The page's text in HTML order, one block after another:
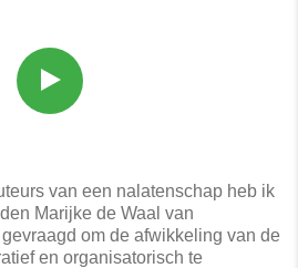
van een nalatenschap heb ik
Marijke de Waal van
om de afwikkeling van de
en organisatorisch te